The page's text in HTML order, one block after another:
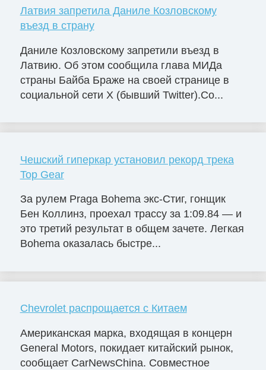
Латвия запретила Даниле Козловскому
въезд в страну
Даниле Козловскому запретили въезд в
Латвию. Об этом сообщила глава МИДа
страны Байба Браже на своей странице в
социальной сети X (бывший Twitter).Со...
Чешский гиперкар установил рекорд трека
Top Gear
За рулем Praga Bohema экс-Стиг, гонщик
Бен Коллинз, проехал трассу за 1:09.84 — и
это третий результат в общем зачете. Легкая
Bohema оказалась быстре...
Chevrolet распрощается с Китаем
Американская марка, входящая в концерн
General Motors, покидает китайский рынок,
сообщает CarNewsChina. Совместное